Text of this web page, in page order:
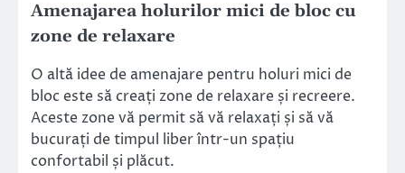
Amenajarea holurilor mici de bloc cu
zone de relaxare
O altă idee de amenajare pentru holuri mici de
bloc este să creați zone de relaxare și recreere.
Aceste zone vă permit să vă relaxați și să vă
bucurați de timpul liber într-un spațiu
confortabil și plăcut.